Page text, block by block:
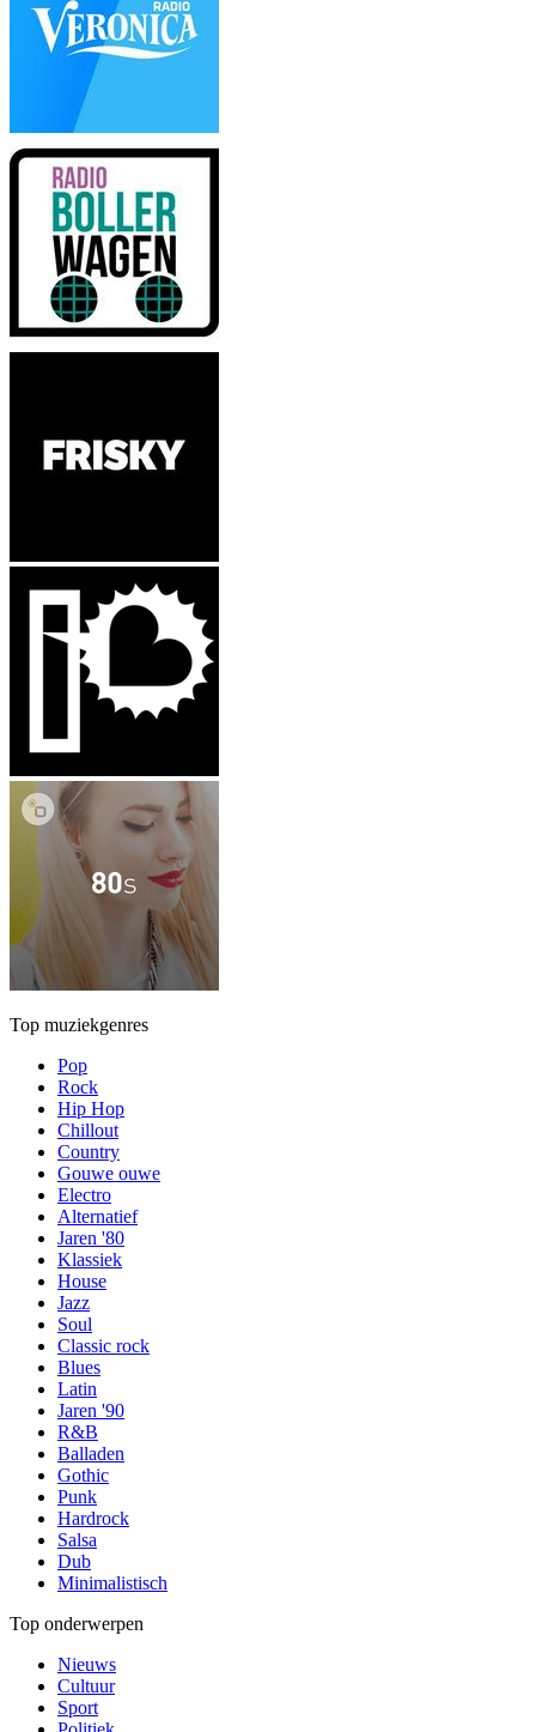
Top muziekgenres
Pop
Rock
Hip Hop
Chillout
Country
Gouwe ouwe
Electro
Alternatief
Jaren '80
Klassiek
House
Jazz
Soul
Classic rock
Blues
Latin
Jaren '90
R&B
Balladen
Gothic
Punk
Hardrock
Salsa
Dub
Minimalistisch
Top onderwerpen
Nieuws
Cultuur
Sport